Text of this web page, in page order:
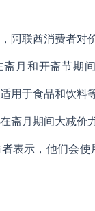
阿联酋消费者对
月和开斋节期
用于食品和饮料
斋月期间大减价
表示，他们会